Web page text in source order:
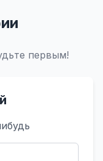
первым!